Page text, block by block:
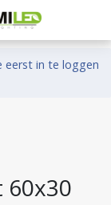
eerst in te loggen